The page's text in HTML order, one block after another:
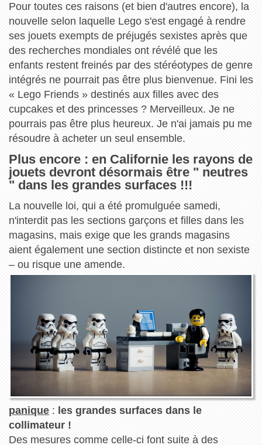
Pour toutes ces raisons (et bien d'autres encore), la
nouvelle selon laquelle Lego s'est engagé à rendre
ses jouets exempts de préjugés sexistes après que
des recherches mondiales ont révélé que les
enfants restent freinés par des stéréotypes de genre
intégrés ne pourrait pas être plus bienvenue. Fini les
« Lego Friends » destinés aux filles avec des
cupcakes et des princesses ? Merveilleux. Je ne
pourrais pas être plus heureux. Je n'ai jamais pu me
résoudre à acheter un seul ensemble.
Plus encore : en Californie les rayons de
jouets devront désormais être " neutres
" dans les grandes surfaces !!!
La nouvelle loi, qui a été promulguée samedi,
n'interdit pas les sections garçons et filles dans les
magasins, mais exige que les grands magasins
aient également une section distincte et non sexiste
– ou risque une amende.
panique: les grandes surfaces dans le
collimateur !
Des mesures comme celle-ci font suite à des